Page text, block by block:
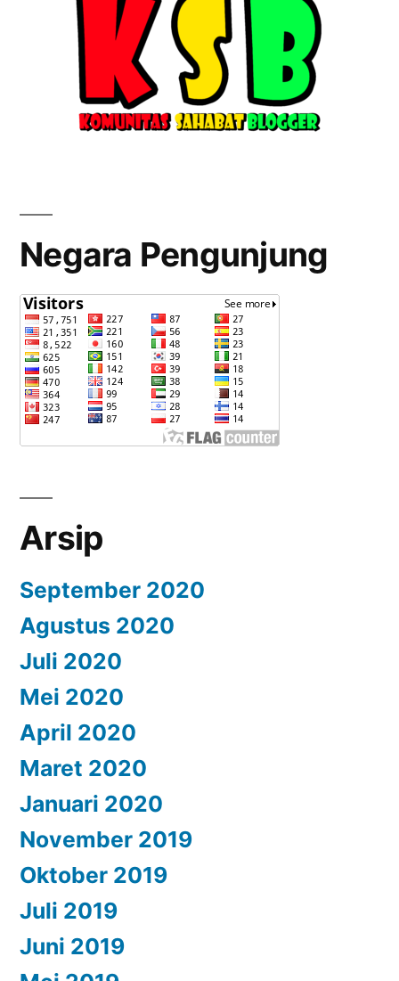
Negara Pengunjung
Arsip
September 2020
Agustus 2020
Juli 2020
Mei 2020
April 2020
Maret 2020
Januari 2020
November 2019
Oktober 2019
Juli 2019
Juni 2019